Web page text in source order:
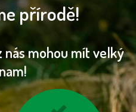
přírodě!
nás mohou mít velký